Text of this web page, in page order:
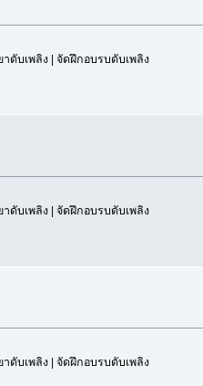
ดับเพลิง | จัดฝึกอบรบดับเพลิง
ดับเพลิง | จัดฝึกอบรบดับเพลิง
ดับเพลิง | จัดฝึกอบรบดับเพลิง